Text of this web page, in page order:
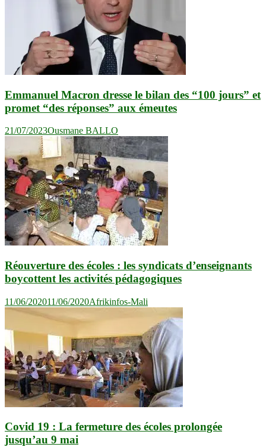
Emmanuel Macron dresse le bilan des “100 jours” et
promet “des réponses” aux émeutes
21/07/2023Ousmane BALLO
Réouverture des écoles : les syndicats d’enseignants
boycottent les activités pédagogiques
11/06/202011/06/2020Afrikinfos-Mali
Covid 19 : La fermeture des écoles prolongée
jusqu’au 9 mai